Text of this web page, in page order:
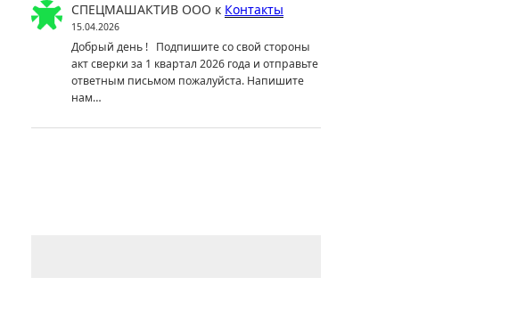
СПЕЦМАШАКТИВ ООО к Контакты
15.04.2026
Добрый день ! Подпишите со свой стороны
акт сверки за 1 квартал 2026 года и отправьте
ответным письмом пожалуйста. Напишите
нам…